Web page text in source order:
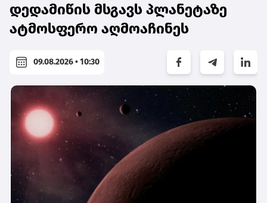
დედამიწის მსგავს პლანეტაზე
ატმოსფერო აღმოაჩინეს
09.08.2026 • 10:30